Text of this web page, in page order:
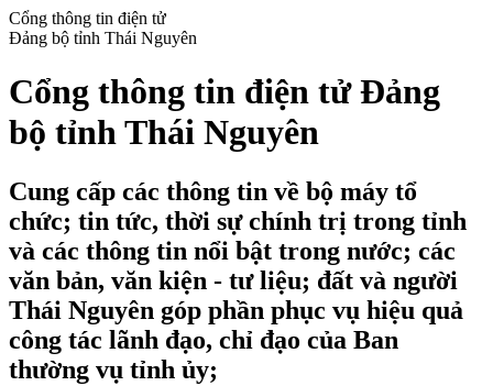
Cổng thông tin điện tử
Đảng bộ tỉnh Thái Nguyên
Cổng thông tin điện tử Đảng
bộ tỉnh Thái Nguyên
Cung cấp các thông tin về bộ máy tổ
chức; tin tức, thời sự chính trị trong tỉnh
và các thông tin nổi bật trong nước; các
văn bản, văn kiện - tư liệu; đất và người
Thái Nguyên góp phần phục vụ hiệu quả
công tác lãnh đạo, chỉ đạo của Ban
thường vụ tỉnh ủy;